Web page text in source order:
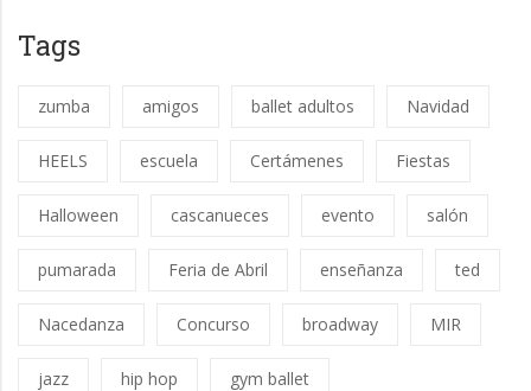
Tags
zumba amigos ballet adultos Navidad
HEELS escuela Certámenes Fiestas
Halloween cascanueces evento salón
pumarada Feria de Abril enseñanza ted
Nacedanza Concurso broadway MIR
jazz hip hop gym ballet